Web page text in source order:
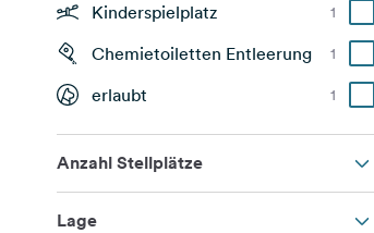
Kinderspielplatz 1
Chemietoiletten Entleerung 1
erlaubt 1
Anzahl Stellplätze
Lage